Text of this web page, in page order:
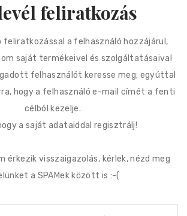
feliratkozás
feliratkozással a felhasználó hozzájárul,
saját termékeivel és szolgáltatásaival
felhasználót keresse meg; egyúttal
hogy a felhasználó e-mail címét a fenti
célból kezelje.
a saját adataiddal regisztrálj!
érkezik visszaigazolás, kérlek, nézd meg
a SPAMek között is :-(